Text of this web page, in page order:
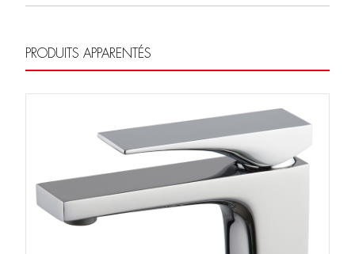
PRODUITS APPARENTÉS